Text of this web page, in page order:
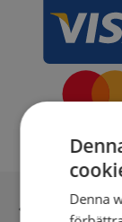
Inga
Denna